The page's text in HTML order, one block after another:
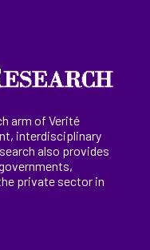
arm of Verité
interdisciplinary
also provides
private sector in